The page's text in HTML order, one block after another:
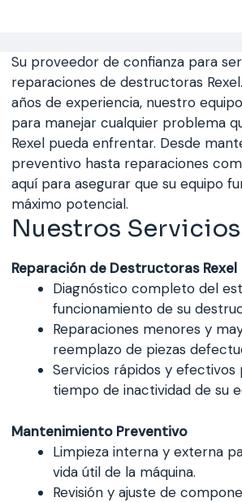
Su proveedor de confianza para
reparaciones de destructoras
años de experiencia, nuestro
para manejar cualquier problema
Rexel pueda enfrentar. Desde
preventivo hasta reparaciones
aquí para asegurar que su equipo
máximo potencial.
Nuestros Servicios
Reparación de Destructoras Rexel
Diagnóstico completo del
funcionamiento de su
Reparaciones menores y
reemplazo de piezas
Servicios rápidos y efectivos
tiempo de inactividad de su
Mantenimiento Preventivo
Limpieza interna y externa
vida útil de la máquina.
Revisión y ajuste de